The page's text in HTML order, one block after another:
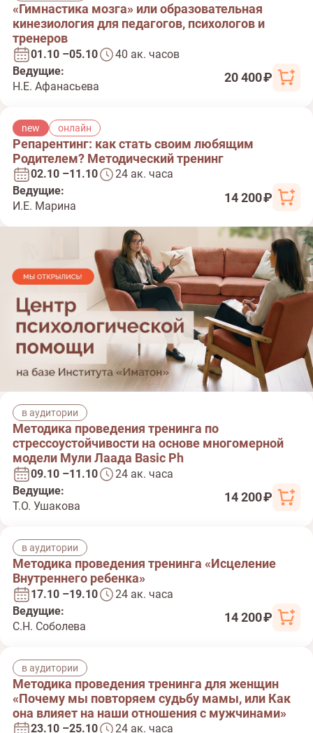
«Гимнастика мозга» или образовательная
кинезиология для педагогов, психологов и
тренеров
01.10 –05.10
40 ак. часов
Ведущие:
Н.Е. Афанасьева
20 400 ₽
new онлайн
Репарентинг: как стать своим любящим
Родителем? Методический тренинг
02.10 –11.10
24 ак. часа
Ведущие:
И.Е. Марина
14 200 ₽
в аудитории
Методика проведения тренинга по
стрессоустойчивости на основе многомерной
модели Мули Лаада Basic Ph
09.10 –11.10
24 ак. часа
Ведущие:
Т.О. Ушакова
14 200 ₽
в аудитории
Методика проведения тренинга «Исцеление
Внутреннего ребенка»
17.10 –19.10
24 ак. часа
Ведущие:
С.Н. Соболева
14 200 ₽
в аудитории
Методика проведения тренинга для женщин
«Почему мы повторяем судьбу мамы, или Как
она влияет на наши отношения с мужчинами»
23.10 –25.10 24 ак. часа